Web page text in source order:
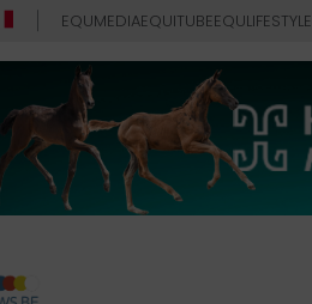
EQUMEDIAEQUITUBEEQULIFESTYLE